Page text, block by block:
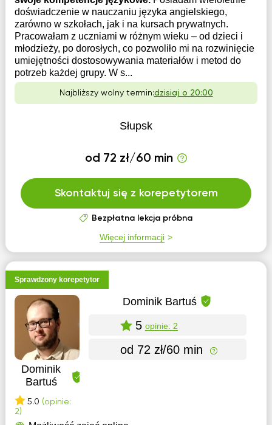
doświadczenie w nauczaniu języka angielskiego,
zarówno w szkołach, jak i na kursach prywatnych.
Pracowałam z uczniami w różnym wieku – od dzieci i
młodzieży, po dorosłych, co pozwoliło mi na rozwinięcie
umiejętności dostosowywania materiałów i metod do
potrzeb każdej grupy. W s...
Najbliższy wolny termin:dzisiaj o 20:00
Słupsk
od 72 zł/60 min
Skontaktuj się z korepetytorem
Bezpłatna lekcja próbna
Więcej informacji
Sprawdzony korepetytor
Dominik
Bartuś
5.0 (opinie:
2)
Dominik Bartuś
5 opinie: 2
od 72 zł/60 min